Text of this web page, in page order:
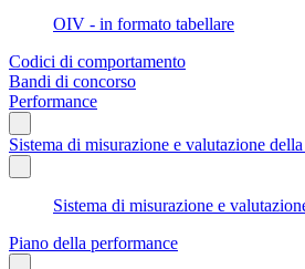
OIV - in formato tabellare
Codici di comportamento
Bandi di concorso
Performance
Sistema di misurazione e valutazione
Sistema di misurazione e
Piano della performance